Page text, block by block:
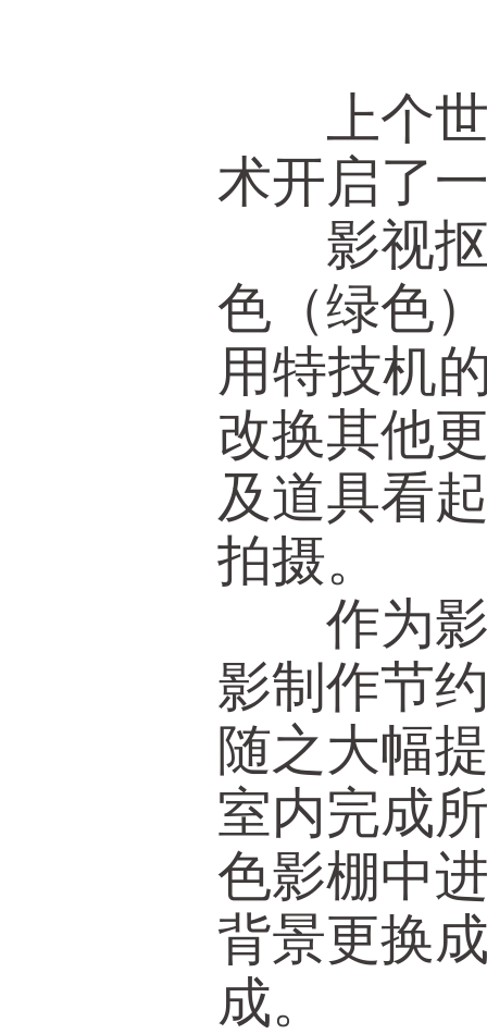
上个世
术开启了
影视抠
色（绿色
用特技机
改换其他
及道具看
拍摄。
作为影
影制作节
随之大幅
室内完成
色影棚中
背景更换
成。